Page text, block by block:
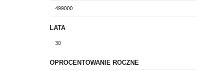
LATA
OPROCENTOWANIE ROCZNE